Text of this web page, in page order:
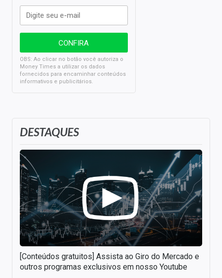
DESTAQUES
[Conteúdos gratuitos] Assista ao Giro do Mercado e
outros programas exclusivos em nosso Youtube
OBS: Ao clicar no botão você autoriza o
Money Times a utilizar os dados
fornecidos para encaminhar conteúdos
informativos e publicitários.